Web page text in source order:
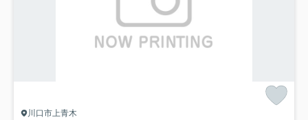
川口市上青木